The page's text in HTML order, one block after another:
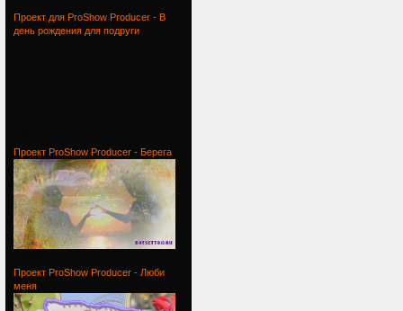
Проект для ProShow Producer - В
день рождения для подруги
Проект ProShow Producer - Берега
Проект ProShow Producer - Люби
меня